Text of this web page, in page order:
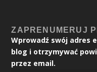
ZAPRENUMERUJ
Wprowadź swój adres
blog i otrzymywać
przez email.